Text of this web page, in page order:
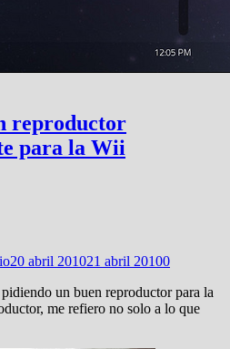
reproductor
para la Wii
20 abril 201021 abril 20100
un buen reproductor para la
me refiero no solo a lo que